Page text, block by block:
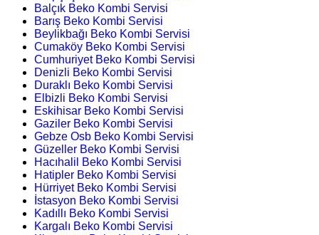
Balçık Beko Kombi Servisi
Barış Beko Kombi Servisi
Beylikbağı Beko Kombi Servisi
Cumaköy Beko Kombi Servisi
Cumhuriyet Beko Kombi Servisi
Denizli Beko Kombi Servisi
Duraklı Beko Kombi Servisi
Elbizli Beko Kombi Servisi
Eskihisar Beko Kombi Servisi
Gaziler Beko Kombi Servisi
Gebze Osb Beko Kombi Servisi
Güzeller Beko Kombi Servisi
Hacıhalil Beko Kombi Servisi
Hatipler Beko Kombi Servisi
Hürriyet Beko Kombi Servisi
İstasyon Beko Kombi Servisi
Kadıllı Beko Kombi Servisi
Kargalı Beko Kombi Servisi